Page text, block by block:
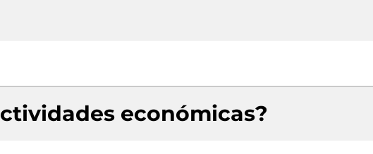
económicas?